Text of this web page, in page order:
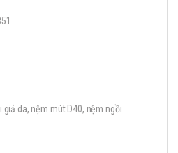
da, nệm mút D40, nệm ngồi